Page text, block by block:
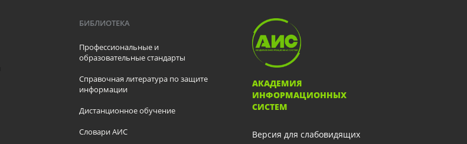
БИБЛИОТЕКА
Профессиональные и
образовательные стандарты
Справочная литература по защите
информации
Дистанционное обучение
Словари АИС
АКАДЕМИЯ
ИНФОРМАЦИОННЫХ
СИСТЕМ
Версия для слабовидящих